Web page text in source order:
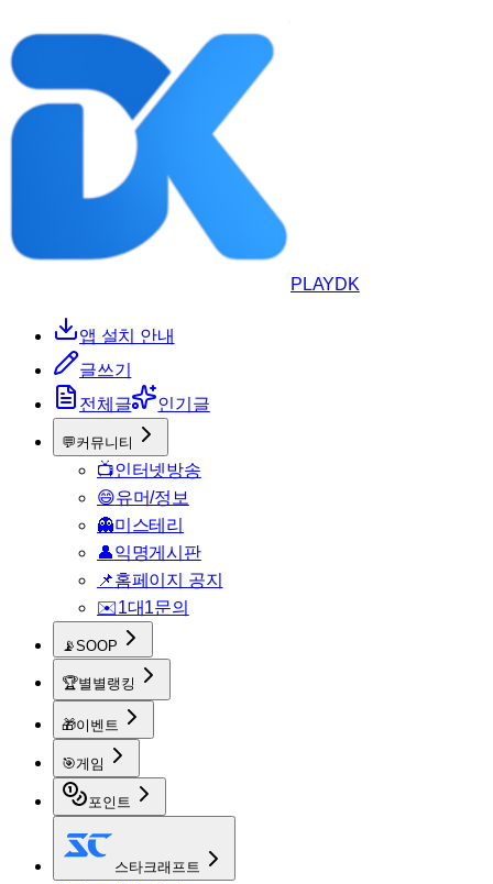
PLAYDK
앱 설치 안내
글쓰기
전체글
인기글
💬커뮤니티
📺인터넷방송
😄유머/정보
👻미스테리
👤익명게시판
📌홈페이지 공지
✉️1대1문의
📡SOOP
🏆별별랭킹
🎁이벤트
🎯게임
포인트
스타크래프트